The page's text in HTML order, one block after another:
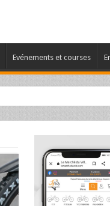
Evénements et courses